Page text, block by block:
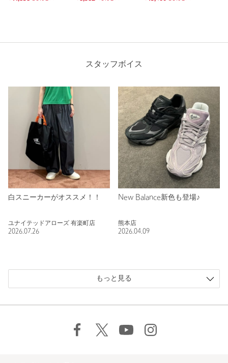
スタッフボイス
白スニーカーがオススメ！！
ユナイテッドアローズ 有楽町店
2026.07.26
New Balance新色も登場♪
熊本店
2026.04.09
もっと見る